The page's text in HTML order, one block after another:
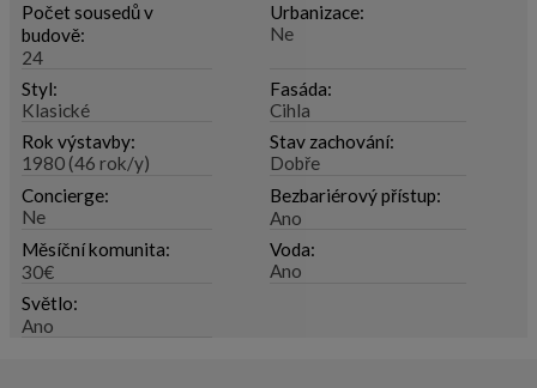
Počet sousedů v
budově:
24
Urbanizace:
Ne
Styl:
Klasické
Fasáda:
Cihla
Rok výstavby:
1980 (46 rok/y)
Stav zachování:
Dobře
Concierge:
Ne
Bezbariérový přístup:
Ano
Měsíční komunita:
30€
Voda:
Ano
Světlo:
Ano